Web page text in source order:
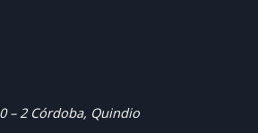
– 2 Córdoba, Quindio